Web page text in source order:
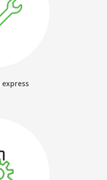
express